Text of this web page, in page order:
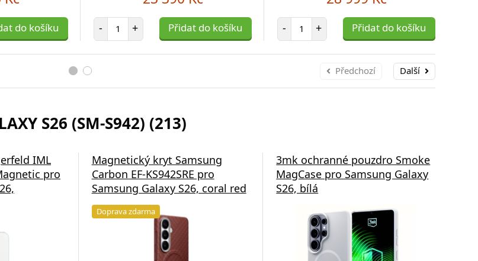
do košíku - Počet položek
+ Přidat do košíku - Počet položek
+ Přidat do košíku
Předchozí Další
S26 (SM-S942) (213)
IML
pro
Magnetický kryt Samsung
Carbon EF-KS942SRE pro
Samsung Galaxy S26, coral red
Doprava zdarma
3mk ochranné pouzdro Smoke
MagCase pro Samsung Galaxy
S26, bílá